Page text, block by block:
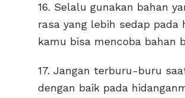
16. Selalu gunakan bahan
rasa yang lebih sedap
kamu bisa mencoba bahan
17. Jangan terburu-buru
dengan baik pada